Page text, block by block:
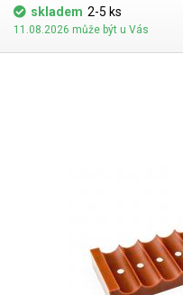
skladem 2-5 ks
11.08.2026 může být u Vás